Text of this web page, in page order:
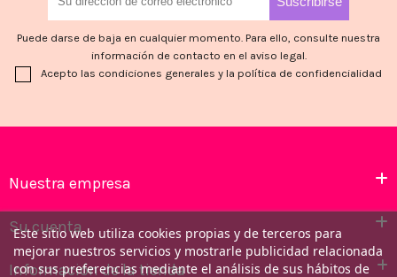
Puede darse de baja en cualquier momento. Para ello, consulte nuestra
información de contacto en el aviso legal.
Acepto las condiciones generales y la política de confidencialidad
Nuestra empresa
Su cuenta
Información de la tienda
Este sitio web utiliza cookies propias y de terceros para
mejorar nuestros servicios y mostrarle publicidad relacionada
con sus preferencias mediante el análisis de sus hábitos de